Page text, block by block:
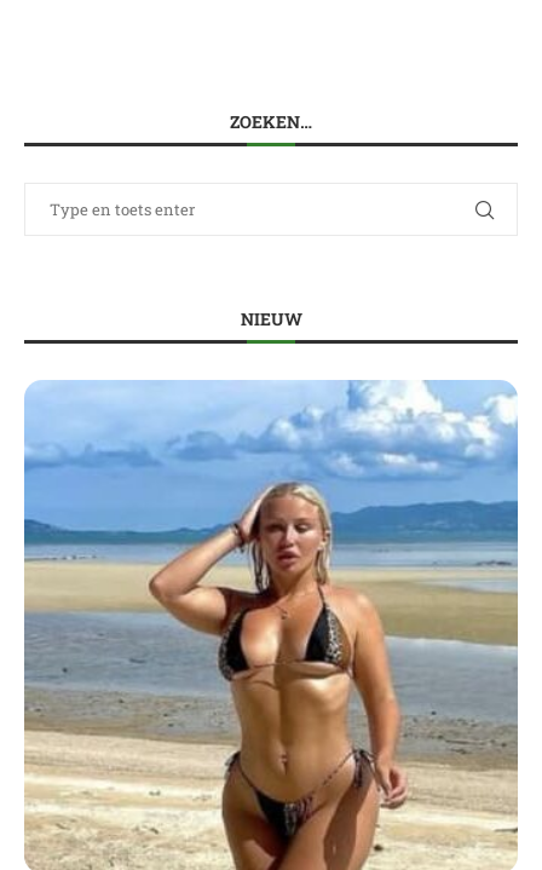
ZOEKEN…
NIEUW